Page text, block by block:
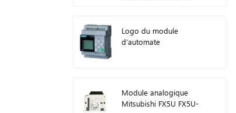
Logo du module
d'automate
Module analogique
Mitsubishi FX5U FX5U-